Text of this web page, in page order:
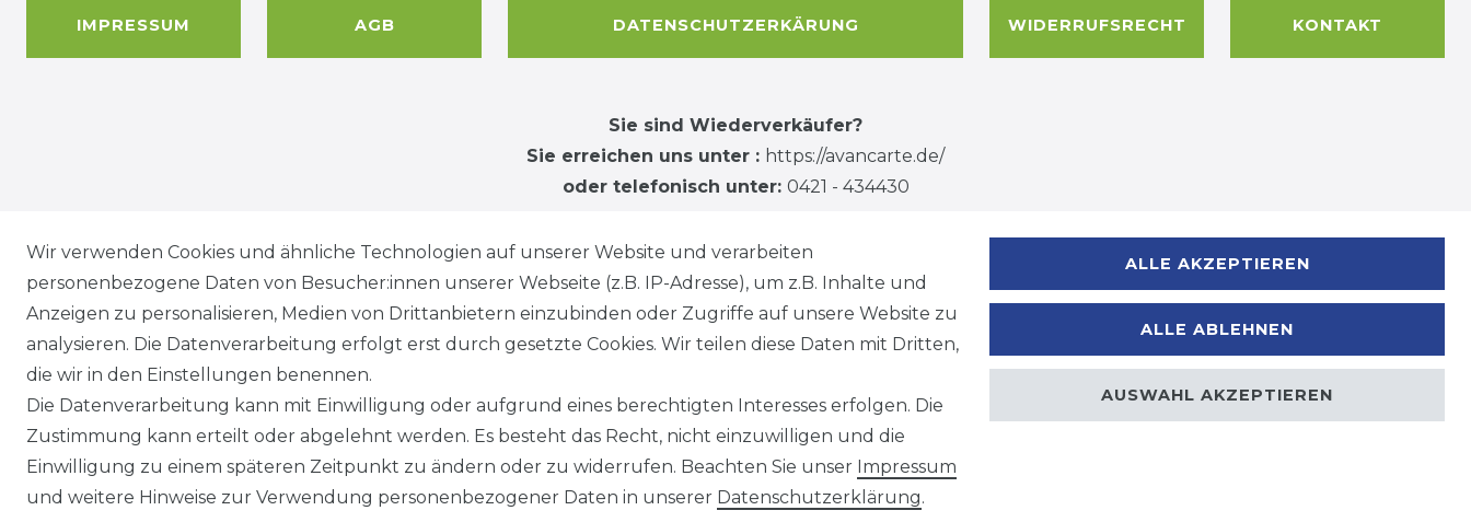
IMPRESSUM AGB DATENSCHUTZERKÄRUNG WIDERRUFSRECHT KONTAKT
Sie sind Wiederverkäufer?
Sie erreichen uns unter : https://avancarte.de/
oder telefonisch unter: 0421 - 434430
Wir versenden mit
Wir verwenden Cookies und ähnliche Technologien auf unserer Website und verarbeiten
personenbezogene Daten von Besucher:innen unserer Webseite (z.B. IP-Adresse), um z.B. Inhalte und
Anzeigen zu personalisieren, Medien von Drittanbietern einzubinden oder Zugriffe auf unsere Website zu
analysieren. Die Datenverarbeitung erfolgt erst durch gesetzte Cookies. Wir teilen diese Daten mit Dritten,
die wir in den Einstellungen benennen.
Die Datenverarbeitung kann mit Einwilligung oder aufgrund eines berechtigten Interesses erfolgen. Die
Zustimmung kann erteilt oder abgelehnt werden. Es besteht das Recht, nicht einzuwilligen und die
Einwilligung zu einem späteren Zeitpunkt zu ändern oder zu widerrufen. Beachten Sie unser Impressum
und weitere Hinweise zur Verwendung personenbezogener Daten in unserer Daten­schutz­erklärung.
ALLE AKZEPTIEREN
ALLE ABLEHNEN
AUSWAHL AKZEPTIEREN